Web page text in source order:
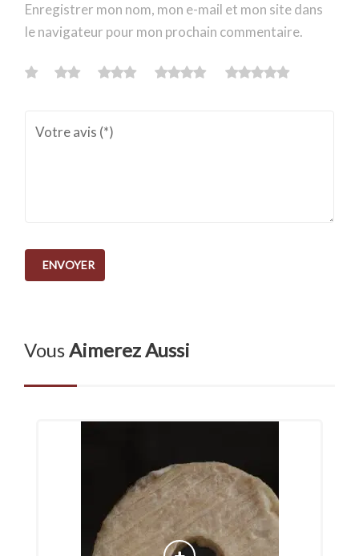
Enregistrer mon nom, mon e-mail et mon site dans
le navigateur pour mon prochain commentaire.
VousAimerez Aussi